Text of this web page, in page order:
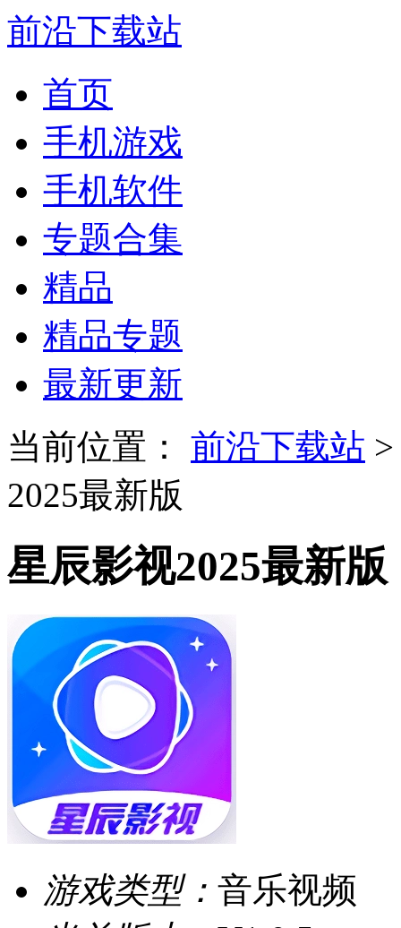
前沿下载站
首页
手机游戏
手机软件
专题合集
精品
精品专题
最新更新
当前位置：
前沿下载站
2025最新版
星辰影视2025最新版
游戏类型： 音乐视频